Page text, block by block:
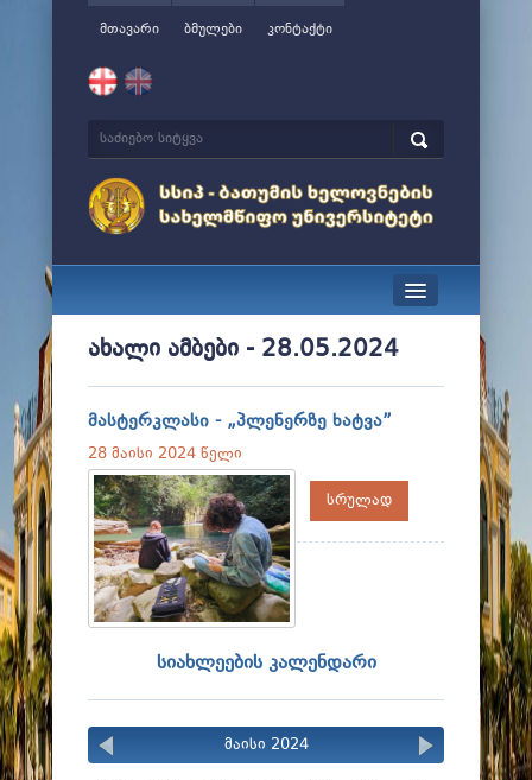
მთავარი ბმულები კონტაქტი
სიახლეები
ჩვენ შესახებ
სწავლა
ფაკულტეტები
სტუდენტური ცხოვრება
მიღება 2026
ახალი ამბები - 28.05.2024
მასტერკლასი - „პლენერზე ხატვა”
28 მაისი 2024 წელი
სრულად
სიახლეების კალენდარი
მაისი 2024